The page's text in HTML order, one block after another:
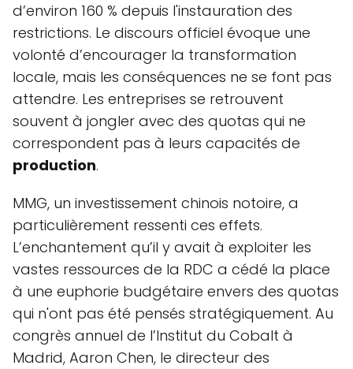
d’environ 160 % depuis l'instauration des
restrictions. Le discours officiel évoque une
volonté d’encourager la transformation
locale, mais les conséquences ne se font pas
attendre. Les entreprises se retrouvent
souvent à jongler avec des quotas qui ne
correspondent pas à leurs capacités de
production.
MMG, un investissement chinois notoire, a
particulièrement ressenti ces effets.
L’enchantement qu’il y avait à exploiter les
vastes ressources de la RDC a cédé la place
à une euphorie budgétaire envers des quotas
qui n'ont pas été pensés stratégiquement. Au
congrès annuel de l’Institut du Cobalt à
Madrid, Aaron Chen, le directeur des